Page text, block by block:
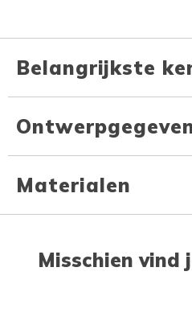
Belangrijkste
Materialen
Misschien vind